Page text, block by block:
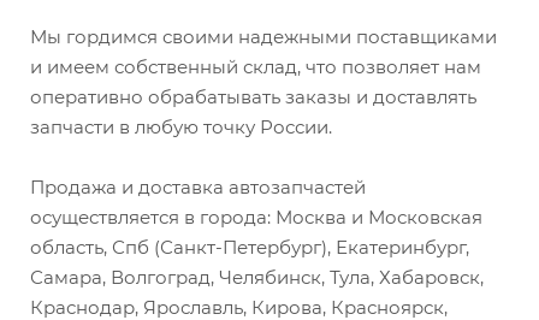
Мы гордимся своими надежными поставщиками
и имеем собственный склад, что позволяет нам
оперативно обрабатывать заказы и доставлять
запчасти в любую точку России.
Продажа и доставка автозапчастей
осуществляется в города: Москва и Московская
область, Спб (Санкт-Петербург), Екатеринбург,
Самара, Волгоград, Челябинск, Тула, Хабаровск,
Краснодар, Ярославль, Кирова, Красноярск,